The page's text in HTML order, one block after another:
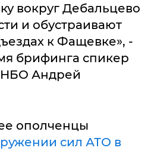
вокруг Дебальцево
и обустраивают
к Фащевке», -
брифинга спикер
Андрей
ополченцы
сил АТО в